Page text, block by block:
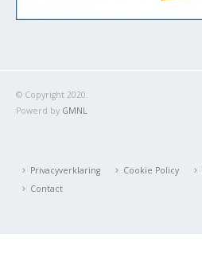
© Copyright 2020.
Powerd by GMNL
Privacyverklaring Cookie Policy
Contact